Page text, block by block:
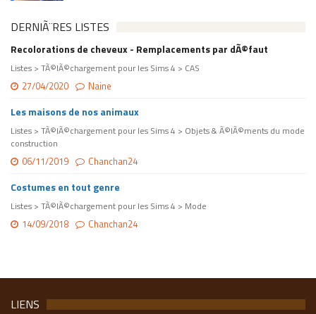
DERNIÃ¨RES LISTES
Recolorations de cheveux - Remplacements par dÃ©faut
Listes > TÃ©lÃ©chargement pour les Sims 4 > CAS
27/04/2020 Naine
Les maisons de nos animaux
Listes > TÃ©lÃ©chargement pour les Sims 4 > Objets & Ã©lÃ©ments du mode
construction
06/11/2019 Chanchan24
Costumes en tout genre
Listes > TÃ©lÃ©chargement pour les Sims 4 > Mode
14/09/2018 Chanchan24
LIENS